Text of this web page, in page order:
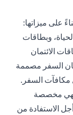
على ميزاتها:
وبطاقات
الائتمان
السفر مصممة
السفر.
فهي مخصصة
الاستفادة من